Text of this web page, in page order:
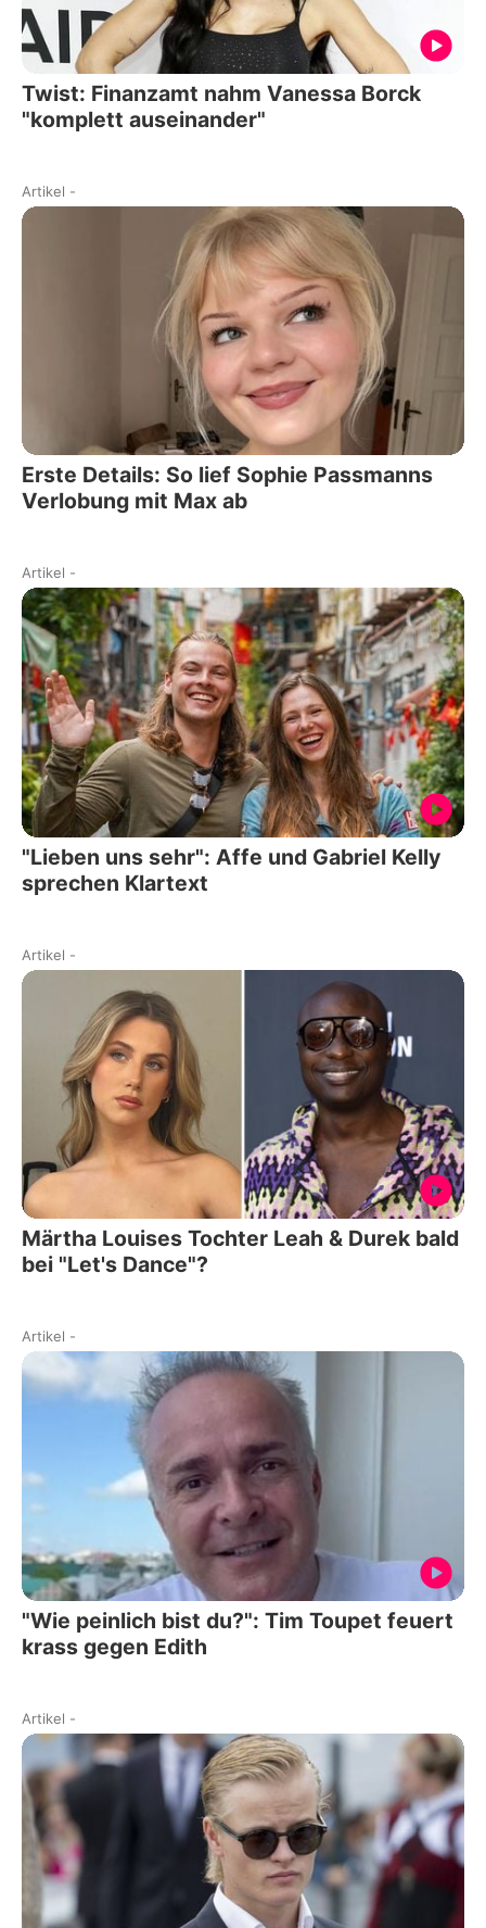
Twist: Finanzamt nahm Vanessa Borck
"komplett auseinander"
Artikel -
Erste Details: So lief Sophie Passmanns
Verlobung mit Max ab
Artikel -
"Lieben uns sehr": Affe und Gabriel Kelly
sprechen Klartext
Artikel -
Märtha Louises Tochter Leah & Durek bald
bei "Let's Dance"?
Artikel -
"Wie peinlich bist du?": Tim Toupet feuert
krass gegen Edith
Artikel -